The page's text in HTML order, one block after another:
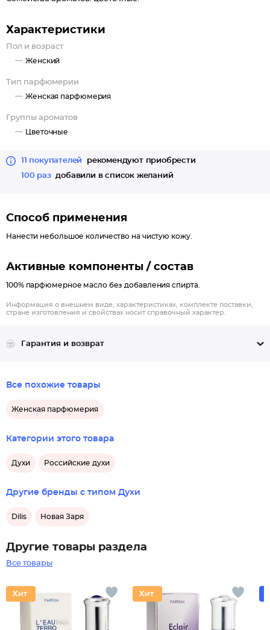
Характеристики
Пол и возраст
Женский
Тип парфюмерии
Женская парфюмерия
Группы ароматов
Цветочные
11 покупателей
рекомендуют приобрести
100 раз добавили в список желаний
Способ применения
Нанести небольшое количество на чистую кожу.
Активные компоненты / состав
100% парфюмерное масло без добавления спирта.
Информация о внешнем виде, характеристиках, комплекте поставки,
стране изготовления и свойствах носит справочный характер.
Гарантия и возврат
Все похожие товары
Женская парфюмерия
Категории этого товара
Духи Российские духи
Другие бренды с типом Духи
Dilis Новая Заря
Другие товары раздела
Все товары